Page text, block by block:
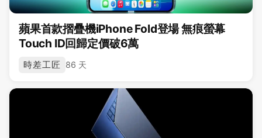
蘋果首款摺疊機iPhone Fold登場 無痕螢幕
Touch ID回歸定價破6萬
時差工匠 86 天